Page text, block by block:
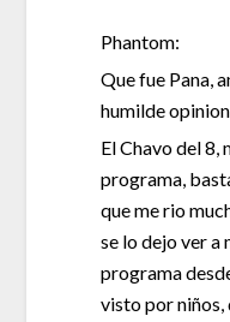
Phantom:
Que fue Pana,
humilde
El Chavo del 8,
programa,
que me rio
se lo dejo ver a
programa
visto por niños,